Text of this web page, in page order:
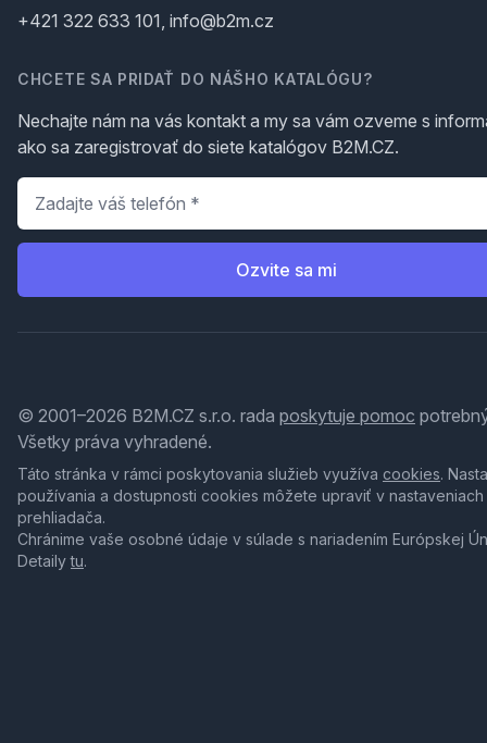
+421 322 633 101, info@b2m.cz
CHCETE SA PRIDAŤ DO NÁŠHO KATALÓGU?
Nechajte nám na vás kontakt a my sa vám ozveme s
ako sa zaregistrovať do siete katalógov B2M.CZ.
Telefón
Ozvite sa mi
© 2001–2026 B2M.CZ s.r.o. rada poskytuje pomoc
Všetky práva vyhradené.
Táto stránka v rámci poskytovania služieb využíva cookies.
používania a dostupnosti cookies môžete upraviť v nastaveniach
prehliadača.
Chránime vaše osobné údaje v súlade s nariadením Európskej
Detailytu.